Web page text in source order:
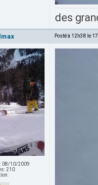
des
Posté à 12h38 le
08/10/2009
210